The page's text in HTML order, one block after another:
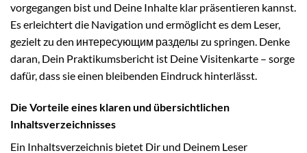
vorgegangen bist und Deine Inhalte klar präsentieren kannst.
Es erleichtert die Navigation und ermöglicht es dem Leser,
gezielt zu den интересующим разделы zu springen. Denke
daran, Dein Praktikumsbericht ist Deine Visitenkarte – sorge
dafür, dass sie einen bleibenden Eindruck hinterlässt.
Die Vorteile eines klaren und übersichtlichen
Inhaltsverzeichnisses
Ein Inhaltsverzeichnis bietet Dir und Deinem Leser